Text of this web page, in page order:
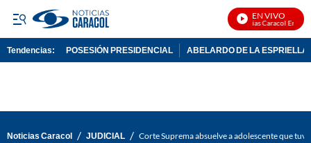
EN VIVO
Noticias Caracol En Vivo
Tendencias: POSESIÓN PRESIDENCIAL ABELARDO DE LA ESPRIELLA
Noticias Caracol / JUDICIAL / Corte Suprema absuelve a adolescente que